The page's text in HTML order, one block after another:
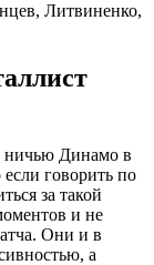
Литвиненко,
ничью Динамо в
говорить по
за такой
и не
Они и в
а